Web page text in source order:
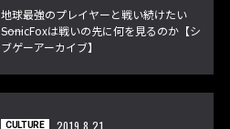
n
地球最強のプレイヤーと戦い続けたい
――SonicFoxは戦いの先に何を見るのか【シ
ブゲーアーカイブ】
CULTURE
2019.8.21